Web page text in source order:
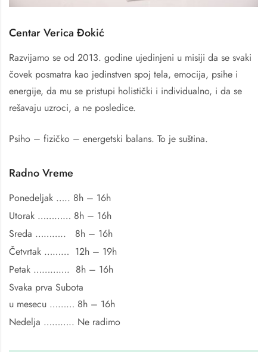
Centar Verica Đokić
Razvijamo se od 2013. godine ujedinjeni u misiji da se svaki
čovek posmatra kao jedinstven spoj tela, emocija, psihe i
energije, da mu se pristupi holistički i individualno, i da se
rešavaju uzroci, a ne posledice.
Psiho – fizičko – energetski balans. To je suština.
Radno Vreme
Ponedeljak ….. 8h – 16h
Utorak ………… 8h – 16h
Sreda ……….. 8h – 16h
Četvrtak ……… 12h – 19h
Petak …………. 8h – 16h
Svaka prva Subota
u mesecu ……… 8h – 16h
Nedelja ……….. Ne radimo